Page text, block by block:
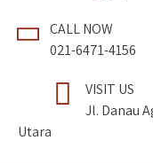
CALL NOW
021-6471-4156
VISIT US
Jl. Danau
Utara